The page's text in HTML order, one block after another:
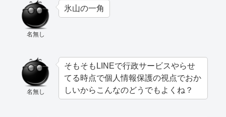
名無し
氷山の一角
名無し
そもそもLINEで行政サービスやらせ
てる時点で個人情報保護の視点でおか
しいからこんなのどうでもよくね？